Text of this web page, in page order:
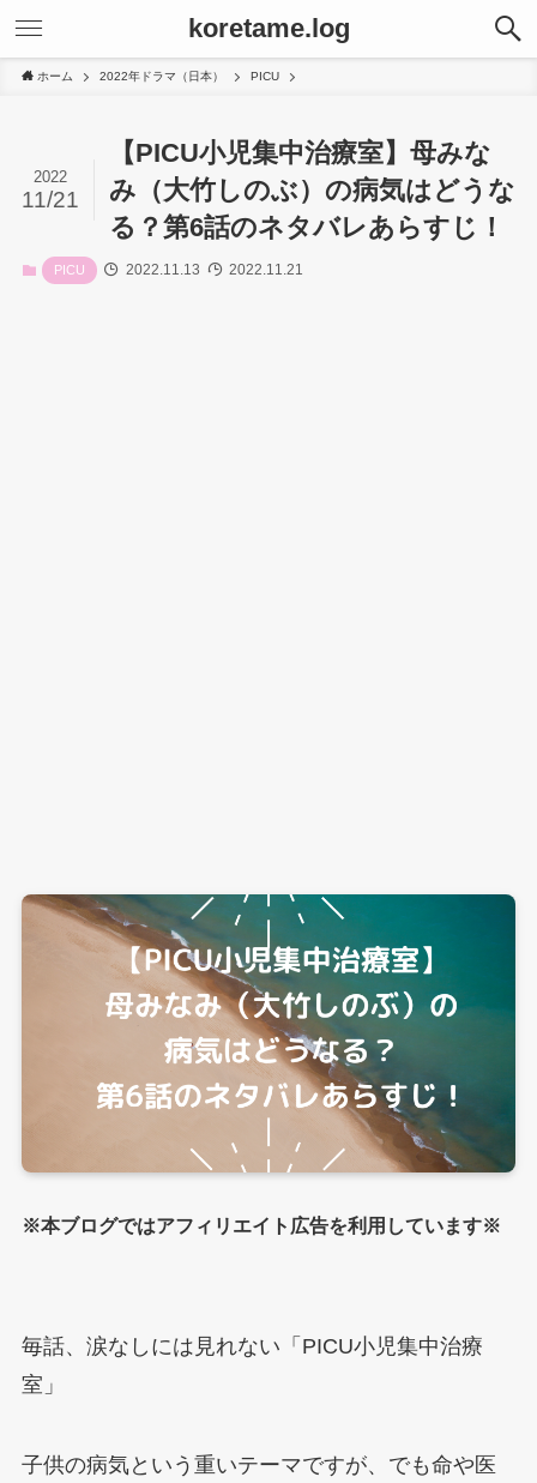
koretame.log
ホーム 2022年ドラマ（日本） PICU
【PICU小児集中治療室】母みな
み（大竹しのぶ）の病気はどうな
る？第6話のネタバレあらすじ！
2022
11/21
PICU 2022.11.13 2022.11.21
※本ブログではアフィリエイト広告を利用しています※
毎話、涙なしには見れない「PICU小児集中治療
室」
子供の病気という重いテーマですが、でも命や医